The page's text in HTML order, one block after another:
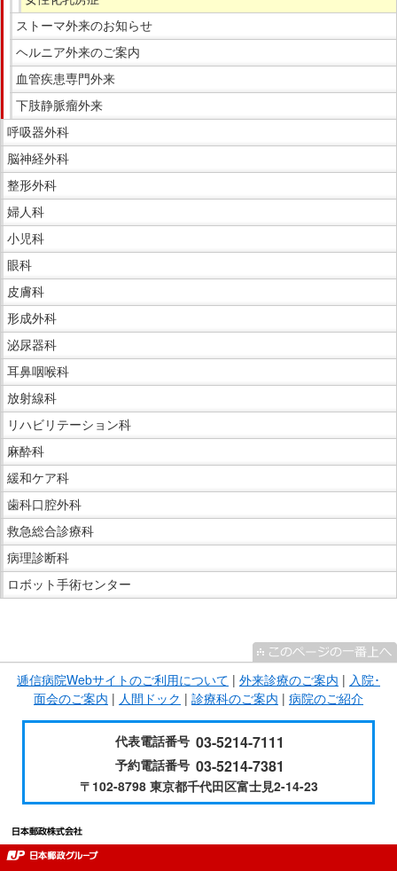
ストーマ外来のお知らせ
ヘルニア外来のご案内
血管疾患専門外来
下肢静脈瘤外来
呼吸器外科
脳神経外科
整形外科
婦人科
小児科
眼科
皮膚科
形成外科
泌尿器科
耳鼻咽喉科
放射線科
リハビリテーション科
麻酔科
緩和ケア科
歯科口腔外科
救急総合診療科
病理診断科
ロボット手術センター
ま
ー
で
逓信病院Webサイトのご利用について | 外来診療のご案内 | 入院･
面会のご案内 | 人間ドック | 診療科のご案内 | 病院のご紹介
代表電話番号 03-5214-7111
予約電話番号 03-5214-7381
〒102-8798 東京都千代田区富士見2-14-23